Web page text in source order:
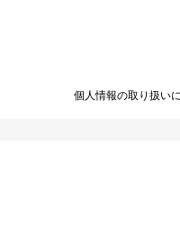
個人情報の取り扱い